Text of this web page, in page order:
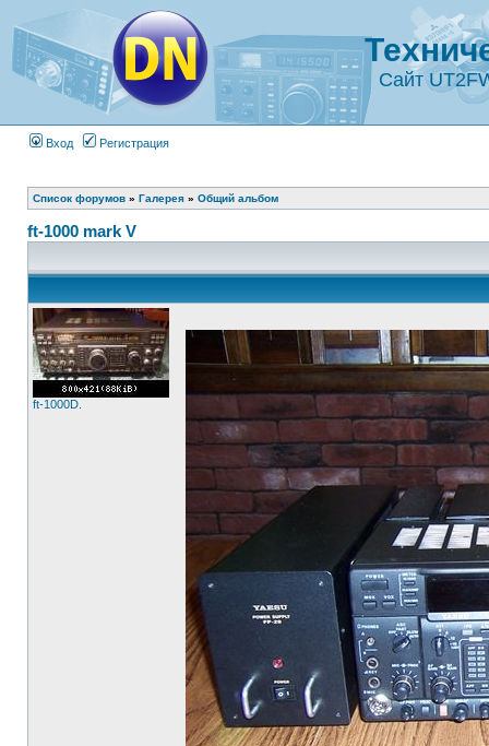
Сайт
Вход Регистрация
Список форумов » Галерея » Общий альбом
ft-1000 mark V
ft-1000D.